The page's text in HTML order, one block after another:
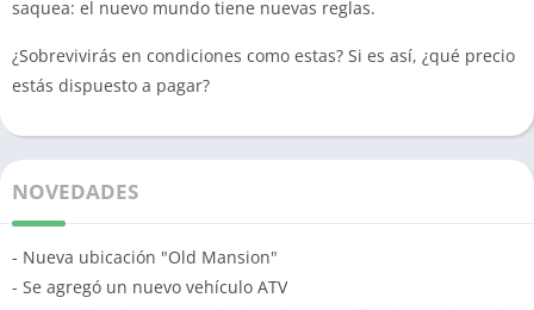
saquea: el nuevo mundo tiene nuevas reglas.
¿Sobrevivirás en condiciones como estas? Si es así, ¿qué precio
estás dispuesto a pagar?
NOVEDADES
- Nueva ubicación "Old Mansion"
- Se agregó un nuevo vehículo ATV